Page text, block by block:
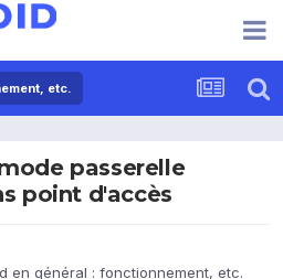
etc.
passerelle
point d'accès
en général : fonctionnement, etc.